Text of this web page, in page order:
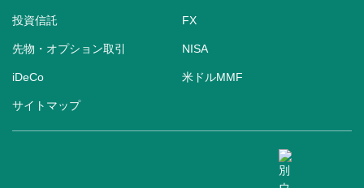
投資信託 FX
先物・オプション取引 NISA
iDeCo 米ドルMMF
サイトマップ